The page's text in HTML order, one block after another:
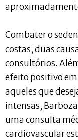
Combater o
costas, duas
consultórios.
efeito positivo
aqueles que
intensas,
uma consulta
cardiovascular